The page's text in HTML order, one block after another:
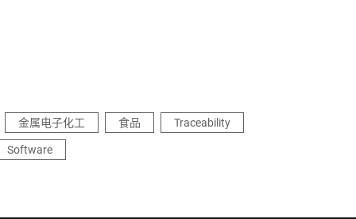
金属电子化工 食品
Traceability
Software